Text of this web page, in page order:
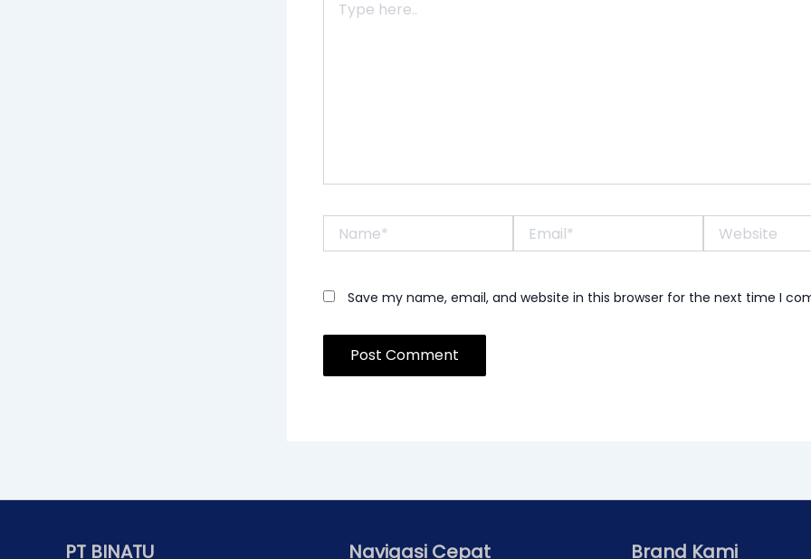
here..
Website
Save my name, email, and website in this browser for the next time I
PT BINATU Navigasi Cepat Brand Kami